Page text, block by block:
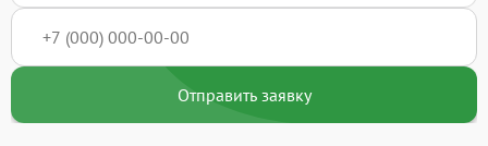
Отправить заявку